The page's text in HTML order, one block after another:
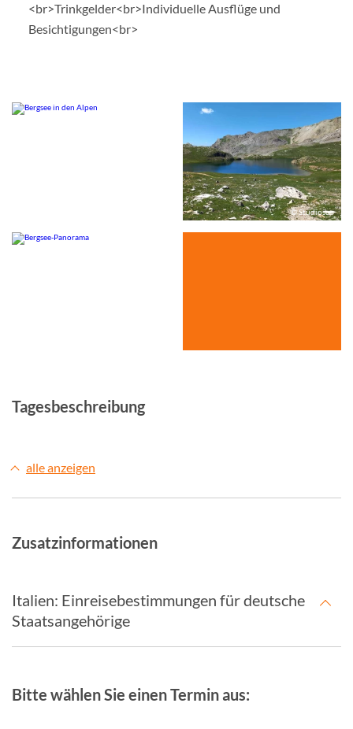
<br>Trinkgelder<br>Individuelle Ausflüge und
Besichtigungen<br>
© Studiosus
Tagesbeschreibung
alle anzeigen
Zusatzinformationen
Italien: Einreisebestimmungen für deutsche
Staatsangehörige
Bitte wählen Sie einen Termin aus: